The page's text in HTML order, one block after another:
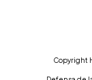
Copyright